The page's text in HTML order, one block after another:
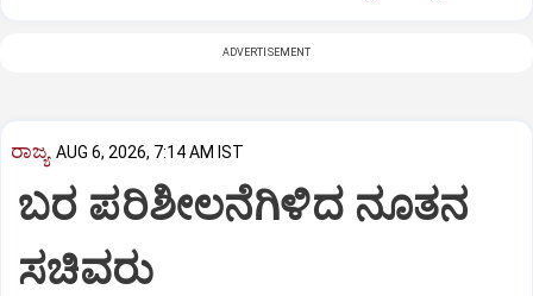
ADVERTISEMENT
ರಾಜ್ಯ AUG 6, 2026, 7:14 AM IST
ಬರ ಪರಿಶೀಲನೆಗಿಳಿದ ನೂತನ
ಸಚಿವರು